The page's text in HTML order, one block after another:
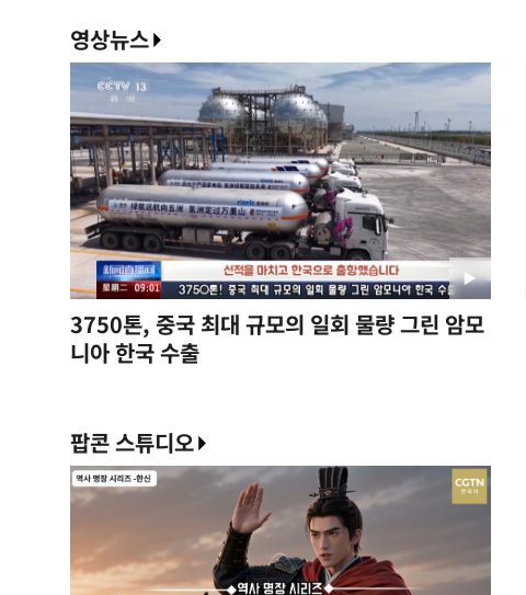
<잊힌 역사는 반복될 수 있다>
2026-06-15
영상뉴스
3750톤, 중국 최대 규모의 일회 물량 그린 암모
니아 한국 수출
팝콘 스튜디오